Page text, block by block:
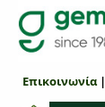
Επικοινωνία|